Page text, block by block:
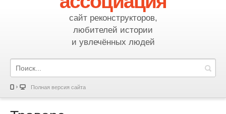
сайт реконструкторов,
любителей истории
и увлечённых людей
Полная версия сайта